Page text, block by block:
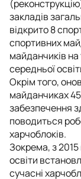
закладів
відкрито 8
спортивних
майданчиків на
середньої
Окрім того,
майданчиках
забезпечення
поводиться
харчоблоків.
Зокрема, з
освіти
сучасні